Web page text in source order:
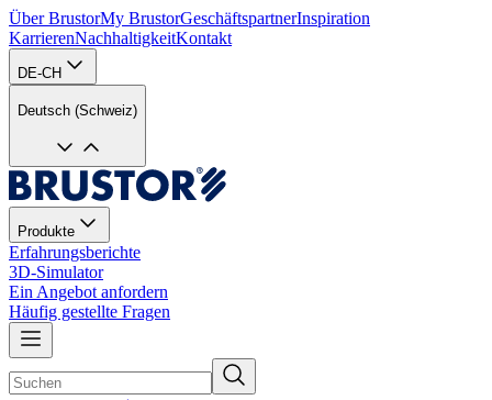
Über BrustorMy BrustorGeschäftspartnerInspiration
KarrierenNachhaltigkeitKontakt
DE-CH
Deutsch (Schweiz)
Produkte
Erfahrungsberichte
3D-Simulator
Ein Angebot anfordern
Häufig gestellte Fragen